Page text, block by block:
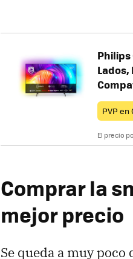
Philips
PVP
El precio
Comprar la
mejor precio
Se queda a muy